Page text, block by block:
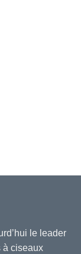
le leader
à ciseaux